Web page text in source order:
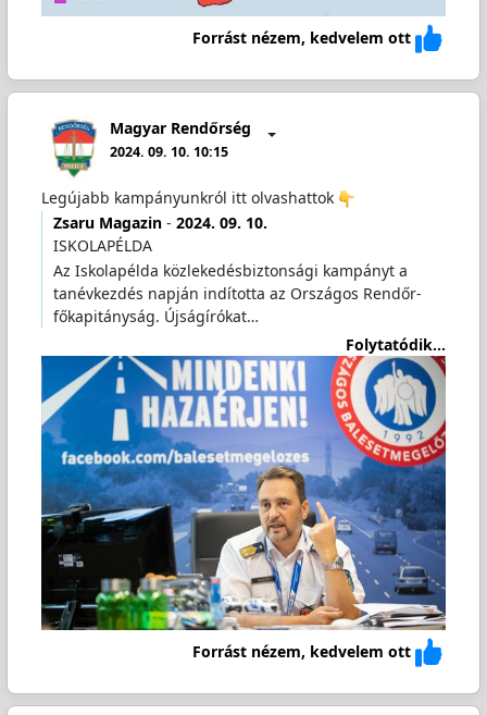
Forrást nézem, kedvelem ott
Magyar Rendőrség
2024. 09. 10. 10:15
Legújabb kampányunkról itt olvashattok
Zsaru Magazin- 2024. 09. 10.
ISKOLAPÉLDA
Az Iskolapélda közlekedésbiztonsági kampányt a
tanévkezdés napján indította az Országos Rendőr-
főkapitányság. Újságírókat…
Folytatódik...
Forrást nézem, kedvelem ott